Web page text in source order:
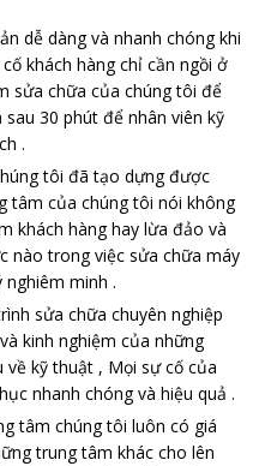
dễ dàng và nhanh chóng khi
khách hàng chỉ cần ngồi ở
sửa chữa của chúng tôi để
30 phút để nhân viên kỹ
.
tôi đã tạo dựng được
tâm của chúng tôi nói không
khách hàng hay lừa đảo và
nào trong việc sửa chữa máy
minh .
sửa chữa chuyên nghiệp
kinh nghiệm của những
về kỹ thuật , Mọi sự cố của
nhanh chóng và hiệu quả .
tâm chúng tôi luôn có giá
trung tâm khác cho lên